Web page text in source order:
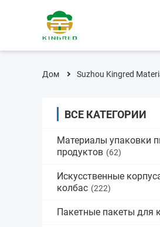
Дом Suzhou Kingred
ВСЕ КАТЕГОРИИ
Материалы упаковки
продуктов (62)
Искусственные
колбас (222)
Пакетные пакеты для